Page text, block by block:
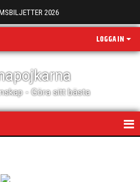
2026
LOGGA IN
- Göra sitt bästa